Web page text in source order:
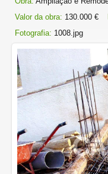
Valor da obra: 130.000 €
Fotografia: 1008.jpg